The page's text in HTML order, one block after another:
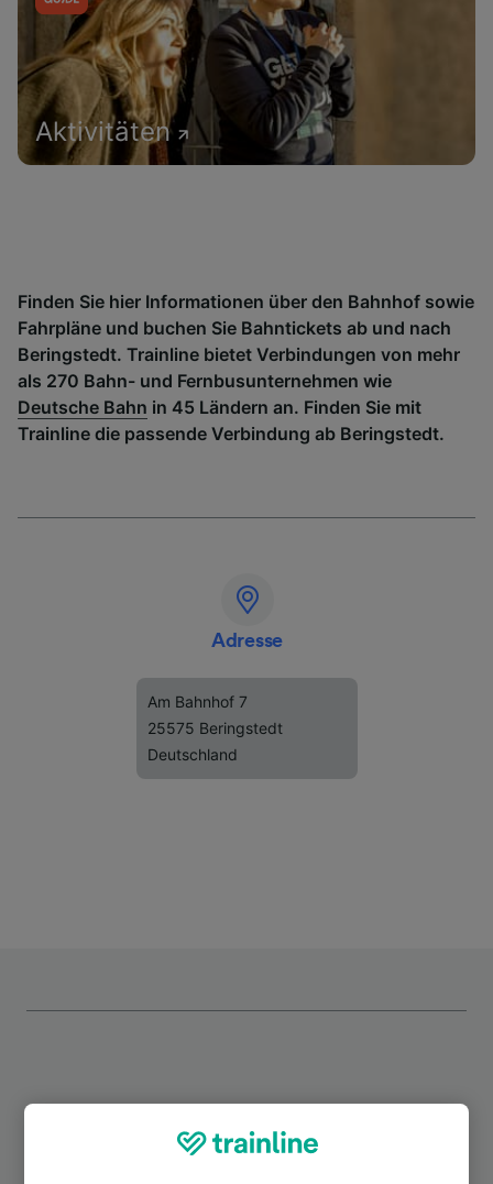
Aktivitäten
Finden Sie hier Informationen über den Bahnhof sowie
Fahrpläne und buchen Sie Bahntickets ab und nach
Beringstedt. Trainline bietet Verbindungen von mehr
als 270 Bahn- und Fernbusunternehmen wie
Deutsche Bahn in 45 Ländern an. Finden Sie mit
Trainline die passende Verbindung ab Beringstedt.
Adresse
Am Bahnhof 7
25575 Beringstedt
Deutschland